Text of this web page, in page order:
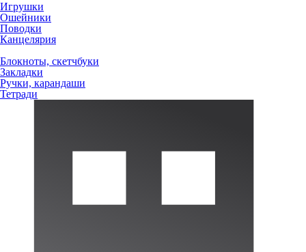
Игрушки
Ошейники
Поводки
Канцелярия
Блокноты, скетчбуки
Закладки
Ручки, карандаши
Тетради